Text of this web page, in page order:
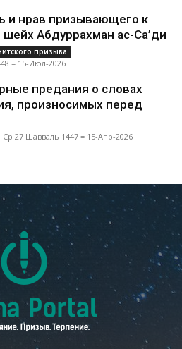
и нрав призывающего к
Абдуррахман ас-Са’ди
призыва
= 15-Июл-2026
предания о словах
произносимых перед
Ср 27 Шавваль 1447 = 15-Апр-2026